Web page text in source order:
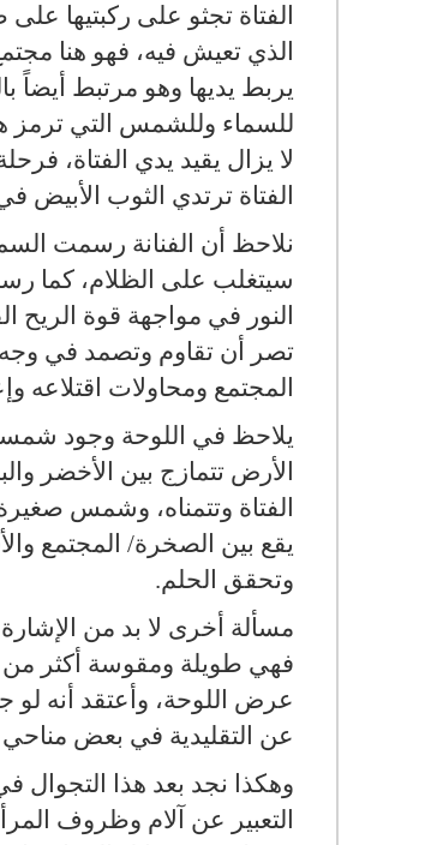
الفتاة تجثو على ركبتيها
الذي تعيش فيه، فهو هنا
يربط يديها وهو مرتبط أيضاً
للسماء وللشمس التي ترمز
لا يزال يقيد يدي الفتاة،
الفتاة ترتدي الثوب الأبيض
نلاحظ أن الفنانة رسمت
سيتغلب على الظلام، كما
النور في مواجهة قوة الريح
تصر أن تقاوم وتصمد في وجه
المجتمع ومحاولات اقتلاعه
يلاحظ في اللوحة وجود
الأرض تتمازج بين الأخضر
الفتاة وتتمناه، وشمس
يقع بين الصخرة/ المجتمع
وتحقق الحلم.
مسألة أخرى لا بد من
فهي طويلة ومقوسة أكثر من
عرض اللوحة، وأعتقد أنه لو
عن التقليدية في بعض مناحي
وهكذا نجد بعد هذا التجوال
التعبير عن آلام وظروف